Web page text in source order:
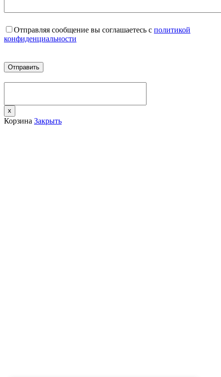
Отправляя сообщение вы соглашаетесь с политикой
конфиденциальности
x
Корзина Закрыть